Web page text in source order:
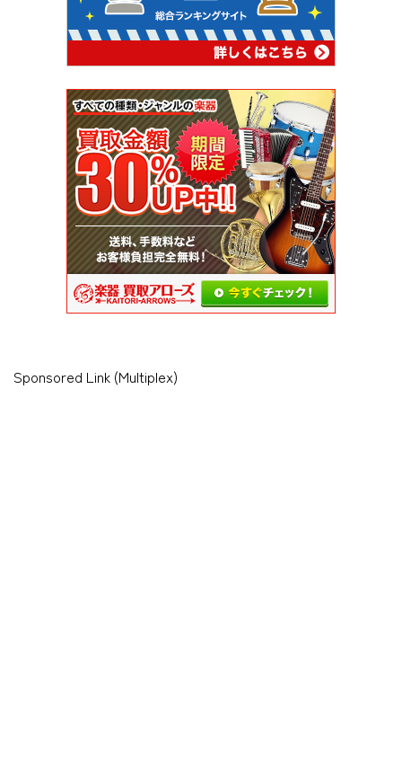
Sponsored Link (Multiplex)